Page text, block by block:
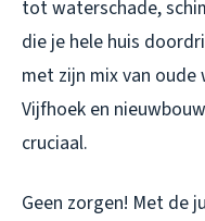
tot waterschade,
die je hele huis
met zijn mix van
Vijfhoek en
cruciaal.
Geen zorgen! Met de